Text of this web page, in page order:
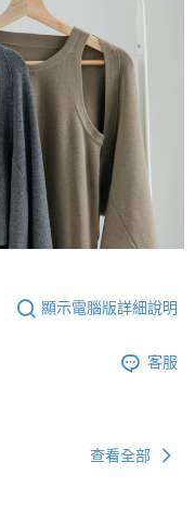
顯示電腦版詳細說明
客服
查看全部